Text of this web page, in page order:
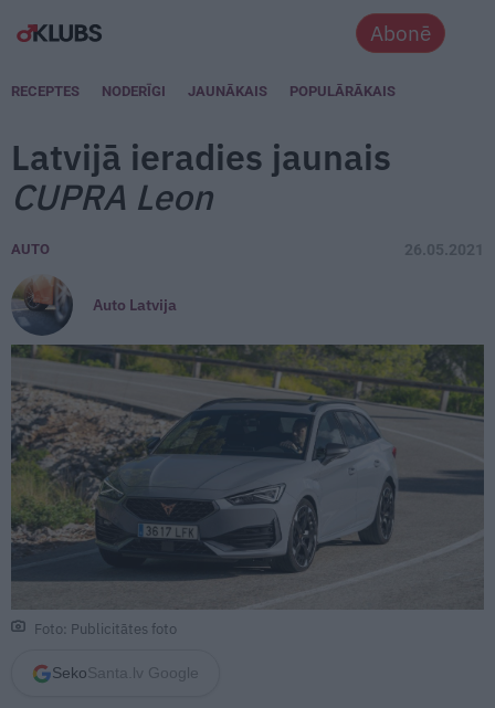
Abonē
RECEPTES NODERĪGI JAUNĀKAIS POPULĀRĀKAIS
Latvijā ieradies jaunais
CUPRA Leon
AUTO 26.05.2021
Auto Latvija
Foto: Publicitātes foto
Seko Santa.lv Google